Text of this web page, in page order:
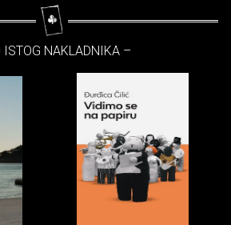
ISTOG NAKLADNIKA –